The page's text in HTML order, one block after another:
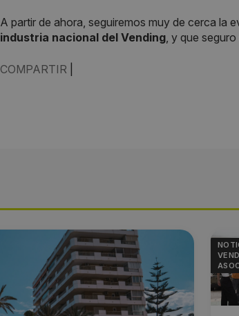
A partir de ahora, seguiremos muy de cerca la
industria nacional del Vending, y que
COMPARTIR